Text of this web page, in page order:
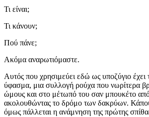
Τι είναι;
Τι κάνουν;
Πού πάνε;
Ακόμα αναρωτιόμαστε.
Αυτός που χρησιμεύει εδώ ως υποζύγιο
ύφασμα, μια συλλογή ρούχα που νωρίτερα
ώμους και στο μέτωπό του σαν μπουκέτο από
ακολουθώντας το δρόμο των δακρύων.
όμως πάλλεται η ανάμνηση της πρώτης